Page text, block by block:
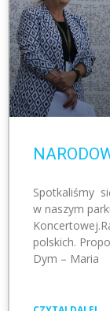
Spotkaliśmy
w naszym
polskich.
Dym – Maria